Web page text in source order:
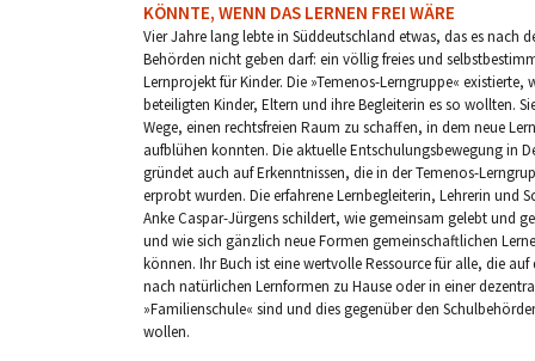
KÖNNTE, WENN DAS LERNEN FREI WÄRE
Vier Jahre lang lebte in Süddeutschland etwas, das es nach
Behörden nicht geben darf: ein völlig freies und
Lernprojekt für Kinder. Die »Temenos-Lerngruppe« existierte,
beteiligten Kinder, Eltern und ihre Begleiterin es so wollten.
Wege, einen rechtsfreien Raum zu schaffen, in dem neue
aufblühen konnten. Die aktuelle Entschulungsbewegung in
gründet auch auf Erkenntnissen, die in der Temenos-
erprobt wurden. Die erfahrene Lernbegleiterin, Lehrerin und
Anke Caspar-Jürgens schildert, wie gemeinsam gelebt und
und wie sich gänzlich neue Formen gemeinschaftlichen
können. Ihr Buch ist eine wertvolle Ressource für alle, die auf
nach natürlichen Lernformen zu Hause oder in einer
»Familienschule« sind und dies gegenüber den
wollen.